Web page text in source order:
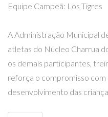
Equipe Campeã: Los Tigres
A Administração Municipal
atletas do Núcleo Charrua
os demais participantes,
reforça o compromisso
desenvolvimento das